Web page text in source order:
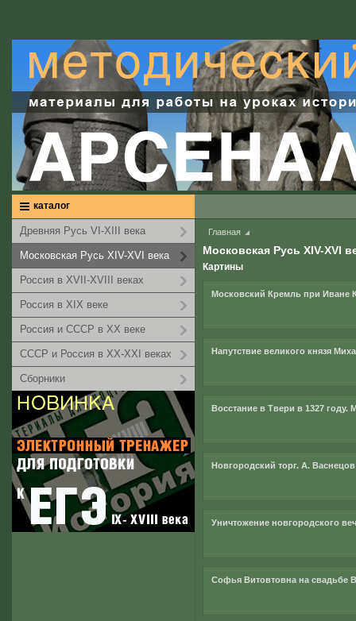
каталог
Древняя Русь VI-XIII века
Московская Русь XIV-XVI века
Россия в XVII-XVIII веках
Россия в XIX веке
Россия и СССР в XX веке
СССР и Россия в XX-XXI веках
Сборники
Главная
Московская Русь XIV-XVI
Картины
Московский Кремль при Иване
Напутствие великого князя
Восстание в Твери в 1327 году.
Новгородский торг. А. Васнецов
Уничтожение новгородского
Софья Витовтовна на свадьбе